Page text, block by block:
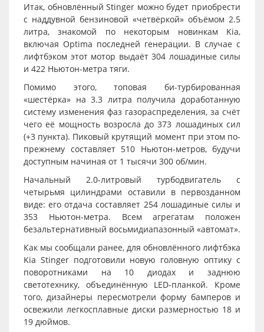
Итак, обновлённый Stinger можно будет приобрести
с наддувной бензиновой «четвёркой» объёмом 2.5
литра, знакомой по некоторым новинкам Kia,
включая Optima последней генерации. В случае с
лифтбэком этот мотор выдаёт 304 лошадиные силы
и 422 Ньютон-метра тяги.
Помимо этого, топовая би-турбированная
«шестёрка» на 3.3 литра получила доработанную
систему изменения фаз газораспределения, за счёт
чего её мощность возросла до 373 лошадиных сил
(+3 пункта). Пиковый крутящий момент при этом по-
прежнему составляет 510 Ньютон-метров, будучи
доступным начиная от 1 тысячи 300 об/мин.
Начальный 2.0-литровый турбодвигатель с
четырьмя цилиндрами оставили в первозданном
виде: его отдача составляет 254 лошадиные силы и
353 Ньютон-метра. Всем агрегатам положен
безальтернативный восьмидиапазонный «автомат».
Как мы сообщали ранее, для обновлённого лифтбэка
Kia Stinger подготовили новую головную оптику с
поворотниками на 10 диодах и заднюю
светотехнику, объединённую LED-планкой. Кроме
того, дизайнеры пересмотрели форму бамперов и
освежили легкосплавные диски размерностью 18 и
19 дюймов.